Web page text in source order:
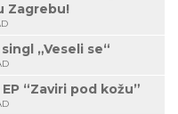
Zagrebu!
„Veseli se“
“Zaviri pod kožu”